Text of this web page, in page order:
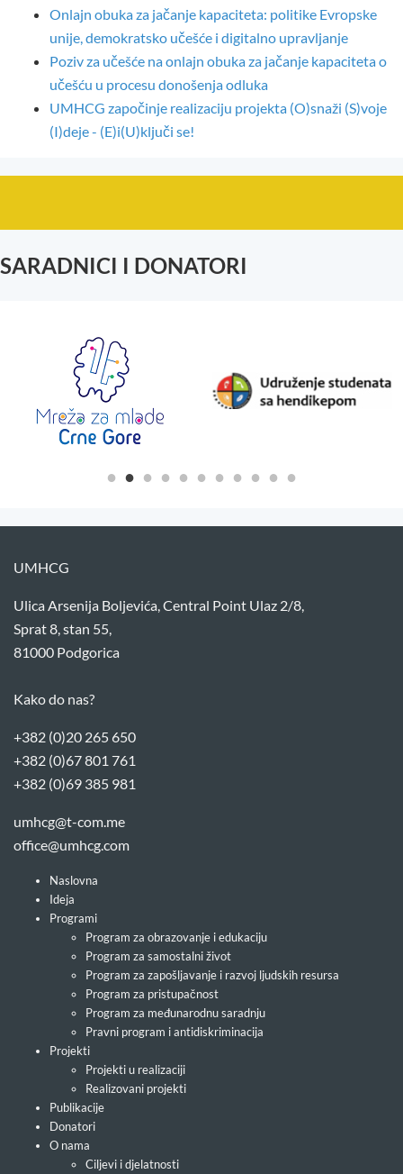
Onlajn obuka za jačanje kapaciteta: politike Evropske
unije, demokratsko učešće i digitalno upravljanje
Poziv za učešće na onlajn obuka za jačanje kapaciteta o
učešću u procesu donošenja odluka
UMHCG započinje realizaciju projekta (O)snaži (S)voje
(I)deje - (E)i(U)ključi se!
SARADNICI I DONATORI
UMHCG
Ulica Arsenija Boljevića, Central Point Ulaz 2/8,
Sprat 8, stan 55,
81000 Podgorica
Kako do nas?
+382 (0)20 265 650
+382 (0)67 801 761
+382 (0)69 385 981
umhcg@t-com.me
office@umhcg.com
Naslovna
Ideja
Programi
Program za obrazovanje i edukaciju
Program za samostalni život
Program za zapošljavanje i razvoj ljudskih resursa
Program za pristupačnost
Program za međunarodnu saradnju
Pravni program i antidiskriminacija
Projekti
Projekti u realizaciji
Realizovani projekti
Publikacije
Donatori
O nama
Ciljevi i djelatnosti